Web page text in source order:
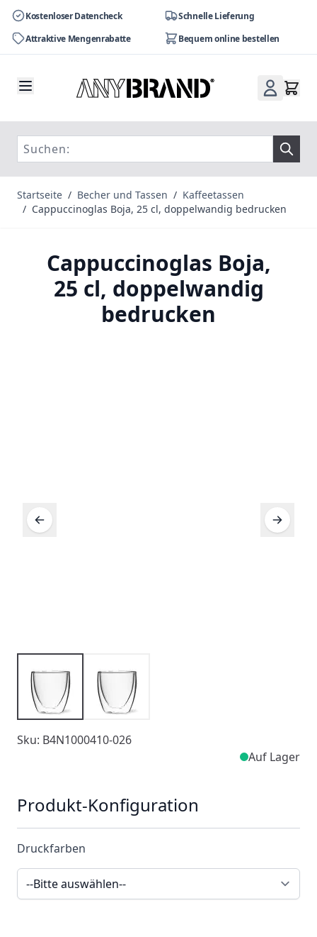
Kostenloser Datencheck
Schnelle Lieferung
Attraktive Mengenrabatte
Bequem online bestellen
Startseite / Becher und Tassen / Kaffeetassen
/ Cappuccinoglas Boja, 25 cl, doppelwandig bedrucken
Cappuccinoglas Boja,
25 cl, doppelwandig
bedrucken
Sku: B4N1000410-026
Auf Lager
Produkt-Konfiguration
Druckfarben